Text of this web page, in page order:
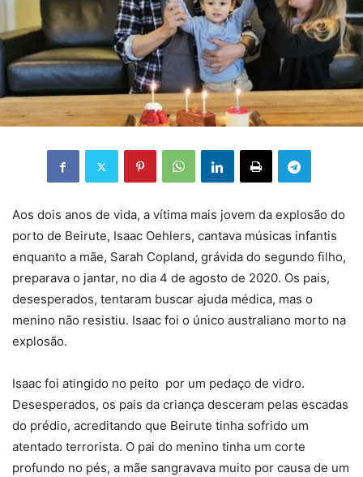
Aos dois anos de vida, a vítima mais jovem da explosão do
porto de Beirute, Isaac Oehlers, cantava músicas infantis
enquanto a mãe, Sarah Copland, grávida do segundo filho,
preparava o jantar, no dia 4 de agosto de 2020. Os pais,
desesperados, tentaram buscar ajuda médica, mas o
menino não resistiu. Isaac foi o único australiano morto na
explosão.
Isaac foi atingido no peito por um pedaço de vidro.
Desesperados, os pais da criança desceram pelas escadas
do prédio, acreditando que Beirute tinha sofrido um
atentado terrorista. O pai do menino tinha um corte
profundo no pés, a mãe sangravava muito por causa de um